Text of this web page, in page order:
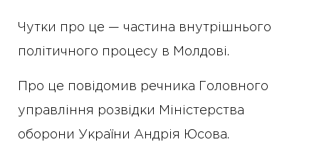
Чутки про це — частина внутрішнього
політичного процесу в Молдові.
Про це повідомив речника Головного
управління розвідки Міністерства
оборони України Андрія Юсова.